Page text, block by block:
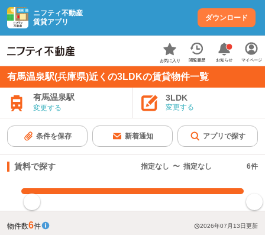
ニフティ不動産
賃貸アプリ
ダウンロード
お気に入り 閲覧履歴 お知らせ マイページ
有馬温泉駅(兵庫県)近くの3LDKの賃貸物件一覧
有馬温泉駅
変更する
3LDK
変更する
条件を保存 新着通知 アプリで探す
賃料で探す 指定なし 〜 指定なし 6件
物件数6件 2026年07月13日更新